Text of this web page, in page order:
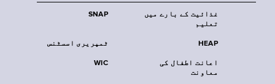
SNAP
غذائیت کے بارے میں
تعلیم
ٹمپریری اسسٹنس HEAP
WIC
اعانت اطفال کی
معاونت